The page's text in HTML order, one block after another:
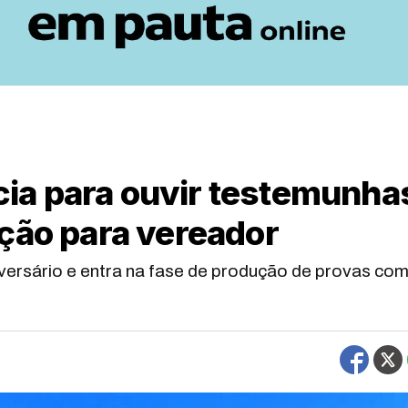
para ouvir
para vereador
e entra na fase de produção de provas com